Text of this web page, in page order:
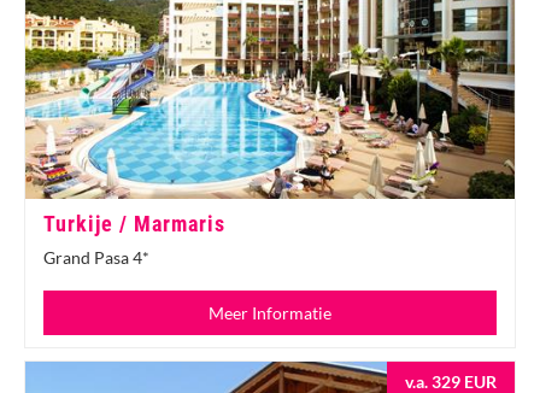
Turkije / Marmaris
Grand Pasa 4*
Meer Informatie
v.a. 329 EUR